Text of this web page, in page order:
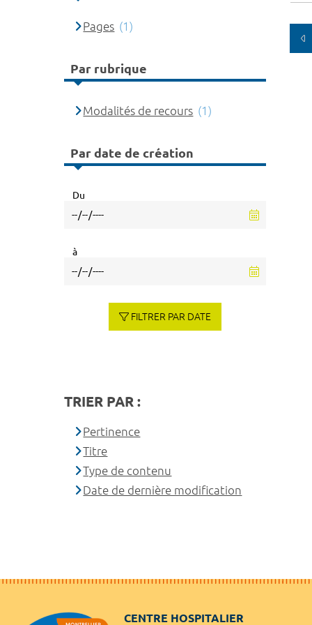
Pages (1)
Par rubrique
Modalités de recours (1)
Par date de création
Du
à
FILTRER PAR DATE
TRIER PAR :
Pertinence
Titre
Type de contenu
Date de dernière modification
CENTRE HOSPITALIER